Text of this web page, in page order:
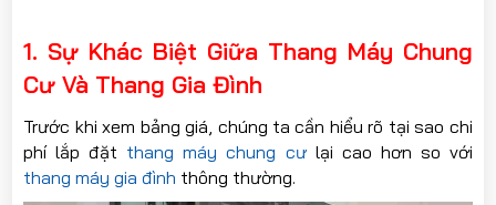
1. Sự Khác Biệt Giữa Thang Máy Chung
Cư Và Thang Gia Đình
Trước khi xem bảng giá, chúng ta cần hiểu rõ tại sao chi
phí lắp đặt thang máy chung cưlại cao hơn so với
thang máy gia đình thông thường.